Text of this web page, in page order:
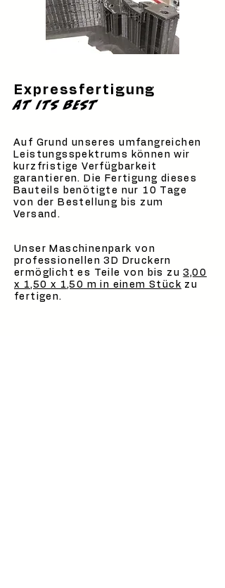
Expressfertigung
at its best
Auf Grund unseres umfangreichen
Leistungsspektrums können wir
kurzfristige Verfügbarkeit
garantieren. Die Fertigung dieses
Bauteils benötigte nur 10 Tage
von der Bestellung bis zum
Versand.
Unser Maschinenpark von
professionellen 3D Druckern
ermöglicht es Teile von bis zu3,00
x 1,50 x 1,50 m in einem Stück zu
fertigen.